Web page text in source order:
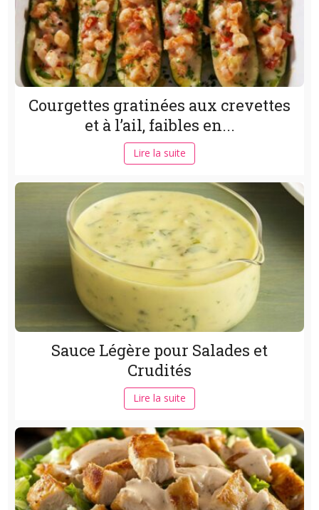
Courgettes gratinées aux crevettes
et à l’ail, faibles en...
Lire la suite
Sauce Légère pour Salades et
Crudités
Lire la suite